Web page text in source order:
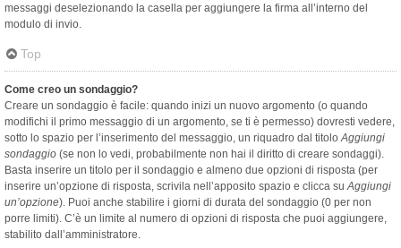
messaggi deselezionando la casella per aggiungere la firma all’interno del
modulo di invio.
Top
Come creo un sondaggio?
Creare un sondaggio è facile: quando inizi un nuovo argomento (o quando
modifichi il primo messaggio di un argomento, se ti è permesso) dovresti vedere,
sotto lo spazio per l’inserimento del messaggio, un riquadro dal titoloAggiungi
sondaggio (se non lo vedi, probabilmente non hai il diritto di creare sondaggi).
Basta inserire un titolo per il sondaggio e almeno due opzioni di risposta (per
inserire un’opzione di risposta, scrivila nell’apposito spazio e clicca suAggiungi
un’opzione). Puoi anche stabilire i giorni di durata del sondaggio (0 per non
porre limiti). C’è un limite al numero di opzioni di risposta che puoi aggiungere,
stabilito dall’amministratore.